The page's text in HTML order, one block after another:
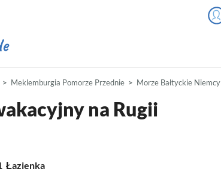
Meklemburgia Pomorze Przednie Morze Bałtyckie Niemcy
na Rugii
Łazienka